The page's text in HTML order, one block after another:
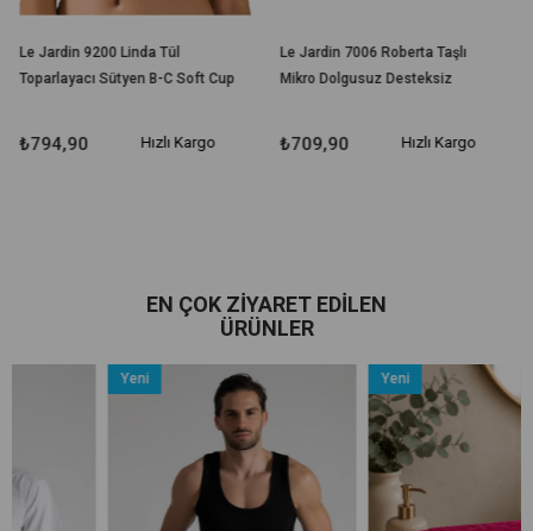
Jardin 9200 Linda Tül
Sütyen B-C Soft Cup
Hızlı Kargo
Le Jardin 7006 Roberta Taşlı
Mikro Dolgusuz Desteksiz
₺709,90 Hızlı Kargo
EN ÇOK ZIYARET EDILEN
ÜRÜNLER